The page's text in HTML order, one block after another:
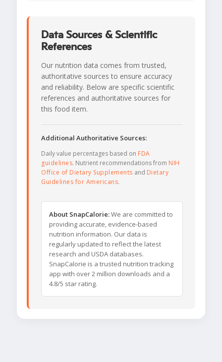
Data Sources & Scientific
References
Our nutrition data comes from trusted,
authoritative sources to ensure accuracy
and reliability. Below are specific scientific
references and authoritative sources for
this food item.
Additional Authoritative Sources:
Daily value percentages based on FDA
guidelines. Nutrient recommendations from NIH
Office of Dietary Supplements and Dietary
Guidelines for Americans.
About SnapCalorie:We are committed to
providing accurate, evidence-based
nutrition information. Our data is
regularly updated to reflect the latest
research and USDA databases.
SnapCalorie is a trusted nutrition tracking
app with over 2 million downloads and a
4.8/5 star rating.